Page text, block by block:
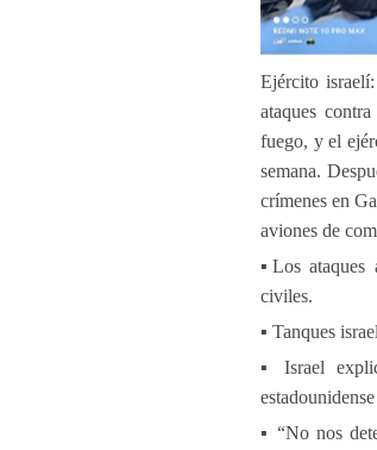
Ejército
ataques
fuego, y el
semana.
crímenes en
aviones de
▪️Los ataques
civiles.
▪️ Tanques
▪️ Israel
▪️ “No nos